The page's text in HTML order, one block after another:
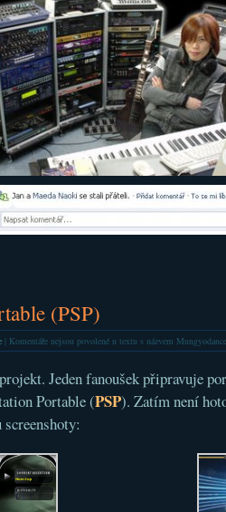
(PSP)
| Komentáře nejsou povolenéu textu s názvem
Jeden fanoušek připravuje
Portable (PSP). Zatím není